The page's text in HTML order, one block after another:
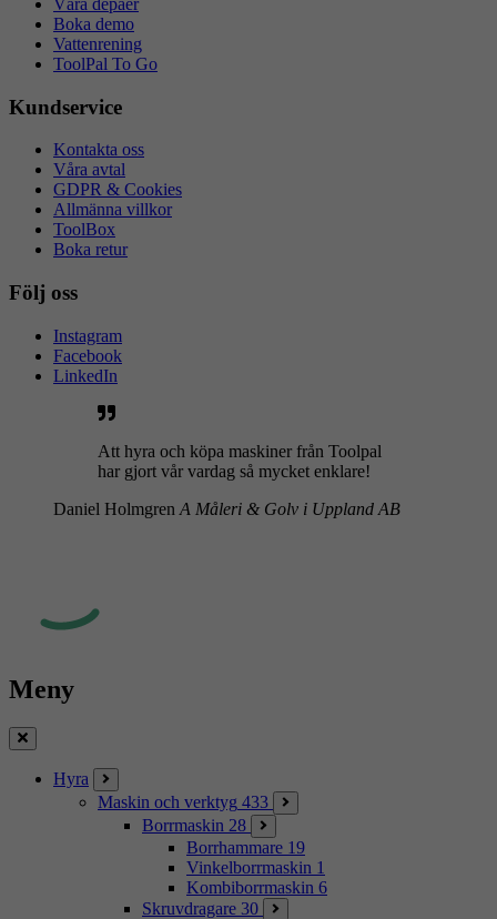
Våra depåer
Boka demo
Vattenrening
ToolPal To Go
Kundservice
Kontakta oss
Våra avtal
GDPR & Cookies
Allmänna villkor
ToolBox
Boka retur
Följ oss
Instagram
Facebook
LinkedIn
Att hyra och köpa maskiner från Toolpal
har gjort vår vardag så mycket enklare!
Daniel Holmgren A Måleri & Golv i Uppland AB
Meny
Stäng
Hyra
Maskin och verktyg 433
Borrmaskin 28
Borrhammare 19
Vinkelborrmaskin 1
Kombiborrmaskin 6
Skruvdragare 30